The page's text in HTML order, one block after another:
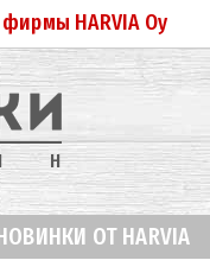
HARVIA Oy
ОТ HARVIA